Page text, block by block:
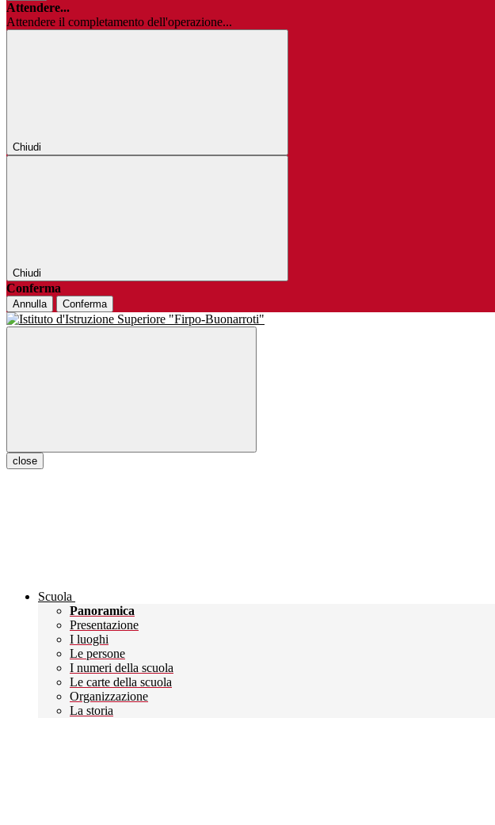
Attendere...
Attendere il completamento dell'operazione...
Chiudi
Chiudi
Conferma
Annulla Conferma
close
Scuola
Panoramica
Presentazione
I luoghi
Le persone
I numeri della scuola
Le carte della scuola
Organizzazione
La storia